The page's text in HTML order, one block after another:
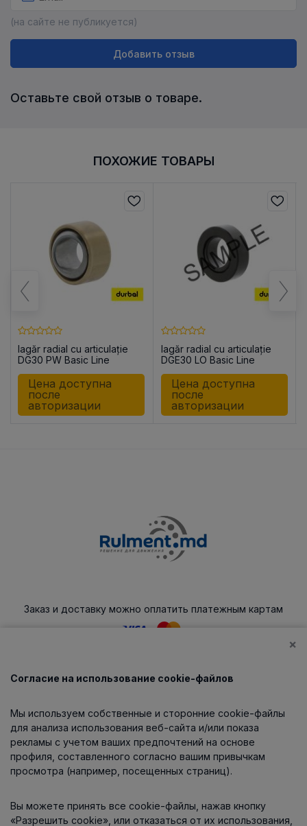
(на сайте не публикуется)
Добавить отзыв
Оставьте свой отзыв о товаре.
ПОХОЖИЕ ТОВАРЫ
lagăr radial cu articulație
DG30 PW Basic Line
Цена доступна
после
авторизации
lagăr radial cu articulație
DGE30 LO Basic Line
Цена доступна
после
авторизации
Заказ и доставку можно оплатить платежным картам
Каталог
О компании
Информация
Контакты
×
Согласие на использование cookie-файлов
Мы используем собственные и сторонние cookie-файлы
для анализа использования веб-сайта и/или показа
рекламы с учетом ваших предпочтений на основе
профиля, составленного согласно вашим привычкам
просмотра (например, посещенных страниц).
Вы можете принять все cookie-файлы, нажав кнопку
«Разрешить cookie», или отказаться от их использования,